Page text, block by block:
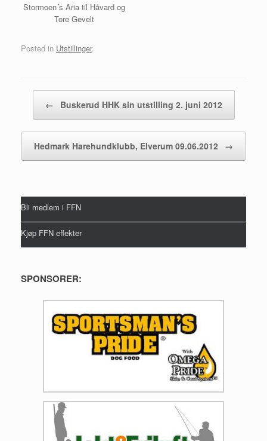
Stormoen´s Aria til Håvard og
Tore Gevelt
Posted in Utstillinger.
← Buskerud HHK sin utstilling 2. juni 2012
Hedmark Harehundklubb, Elverum 09.06.2012 →
Bli medlem i FFN
Kjøp FFN effekter
SPONSORER: